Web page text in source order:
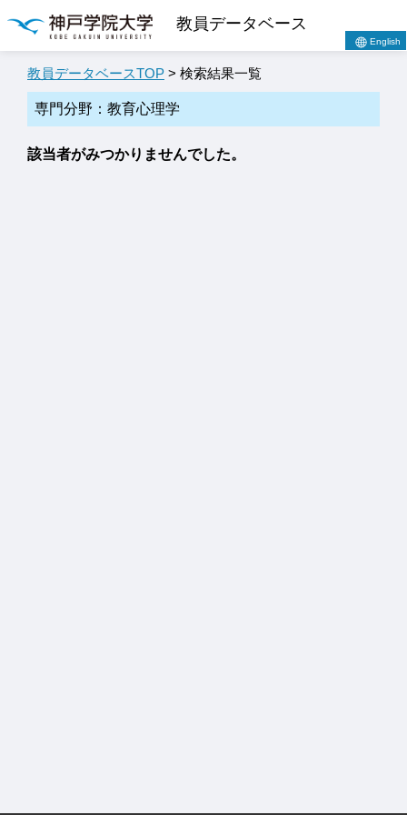
教員データベース
English
教員データベースTOP > 検索結果一覧
専門分野：教育心理学
該当者がみつかりませんでした。